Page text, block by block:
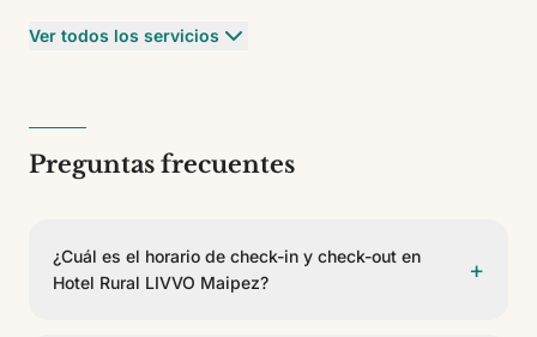
Ver todos los servicios
Preguntas frecuentes
¿Cuál es el horario de check-in y check-out en
Hotel Rural LIVVO Maipez?
+